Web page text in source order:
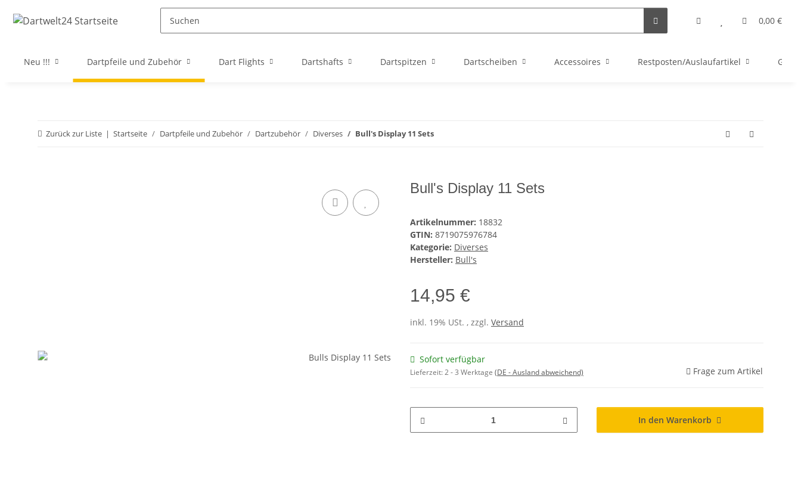
0,00 €
Neu !!! Dartpfeile und Zubehör Dart Flights Dartshafts Dartspitzen Dartscheiben Accessoires Restposten/Auslaufartikel
Zurück zur Liste Startseite Dartpfeile und Zubehör Dartzubehör Diverses Bull's Display 11 Sets
Bull's Display 11 Sets
Artikelnummer: 18832
GTIN: 8719075976784
Kategorie: Diverses
Hersteller: Bull's
14,95 €
inkl. 19% USt. , zzgl. Versand
Sofort verfügbar
Lieferzeit:2 - 3 Werktage (DE - Ausland abweichend) Frage zum Artikel
In den Warenkorb